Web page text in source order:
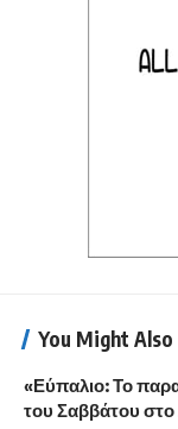
You Might
«Εύπαλιο: Το
του Σαββάτου